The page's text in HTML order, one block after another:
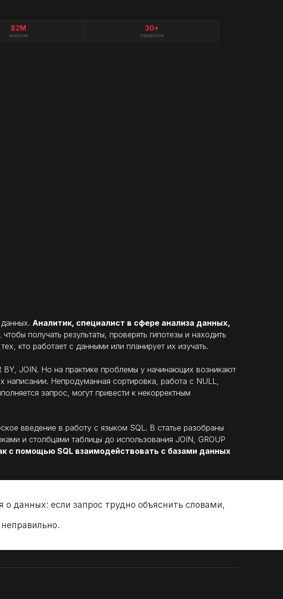
$2M
выручка
30+
продуктов
Аналитик, специалист в сфере анализа данных,
получать результаты, проверять гипотезы и находить
кто работает с данными или планирует их изучать.
BY, JOIN. Но на практике проблемы у начинающих возникают
написании. Непродуманная сортировка, работа с NULL,
запрос, могут привести к некорректным
введение в работу с языком SQL. В статье разобраны
и столбцами таблицы до использования JOIN, GROUP
с помощью SQL взаимодействовать с базами данных
данных: если запрос трудно объяснить словами,